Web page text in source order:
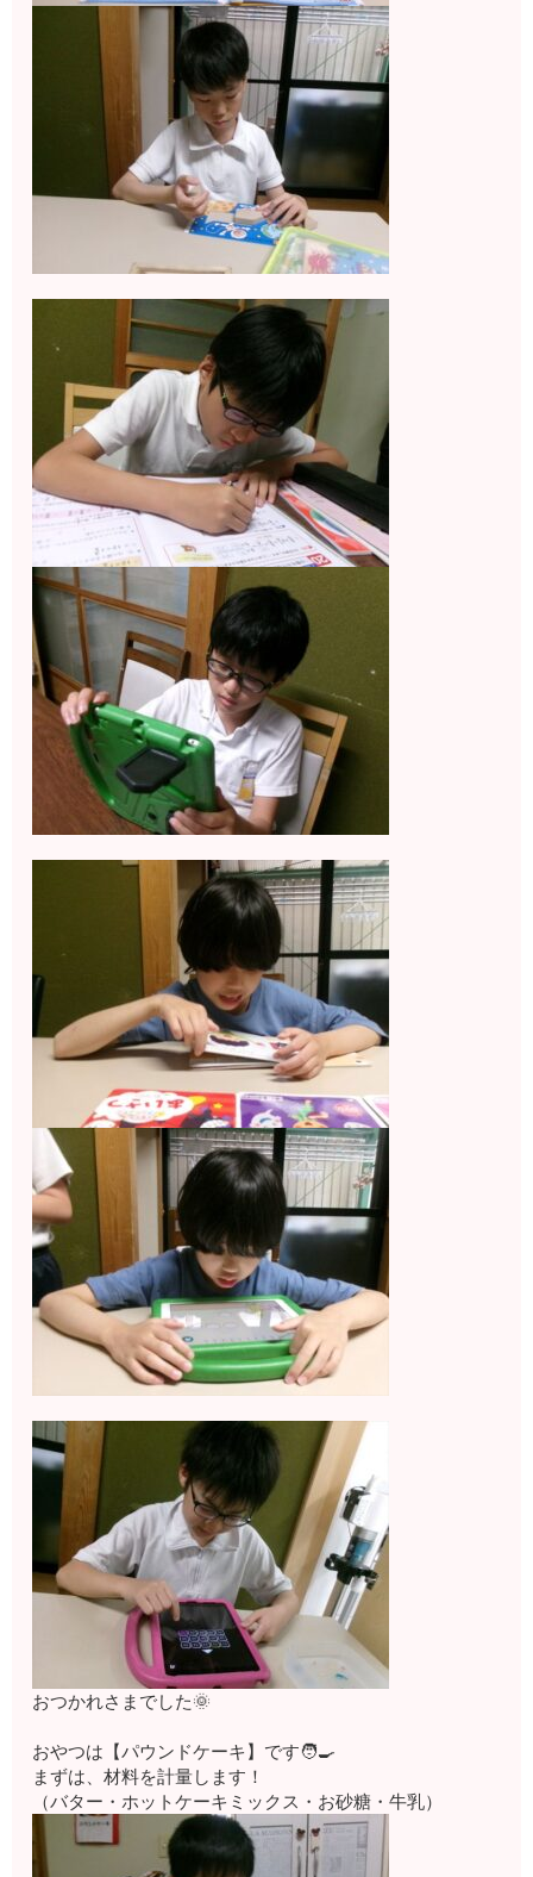
おつかれさまでした🌞
おやつは【パウンドケーキ】です🧑‍🍳
まずは、材料を計量します！
（バター・ホットケーキミックス・お砂糖・牛乳）